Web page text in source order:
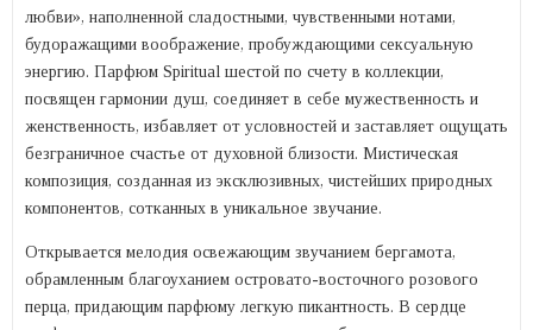
любви», наполненной сладостными, чувственными нотами,
будоражащими воображение, пробуждающими сексуальную
энергию. Парфюм Spiritual шестой по счету в коллекции,
посвящен гармонии душ, соединяет в себе мужественность и
женственность, избавляет от условностей и заставляет ощущать
безграничное счастье от духовной близости. Мистическая
композиция, созданная из эксклюзивных, чистейших природных
компонентов, сотканных в уникальное звучание.
Открывается мелодия освежающим звучанием бергамота,
обрамленным благоуханием островато-восточного розового
перца, придающим парфюму легкую пикантность. В сердце